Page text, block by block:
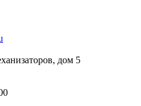
дом 5